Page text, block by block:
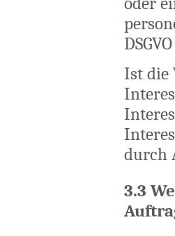
Ist die
durch
3.3